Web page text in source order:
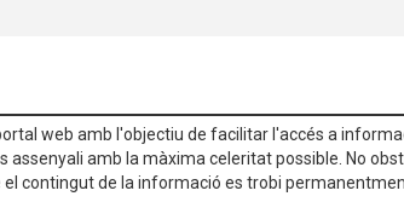
web amb l'objectiu de facilitar l'accés a
assenyali amb la màxima celeritat possible. No
el contingut de la informació es trobi